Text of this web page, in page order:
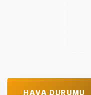
HAVA DURUMU